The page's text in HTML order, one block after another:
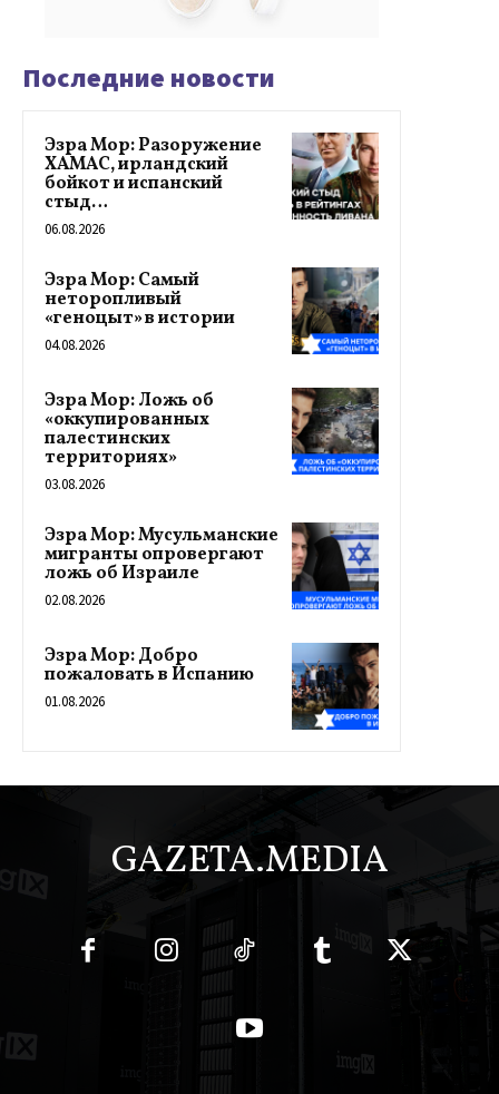
Последние новости
Эзра Мор: Разоружение
ХАМАС, ирландский
бойкот и испанский
стыд…
06.08.2026
Эзра Мор: Самый
неторопливый
«геноцыт» в истории
04.08.2026
Эзра Мор: Ложь об
«оккупированных
палестинских
территориях»
03.08.2026
Эзра Мор: Мусульманские
мигранты опровергают
ложь об Израиле
02.08.2026
Эзра Мор: Добро
пожаловать в Испанию
01.08.2026
GAZETA.MEDIA